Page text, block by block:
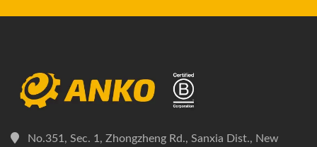
No.351, Sec. 1, Zhongzheng Rd., Sanxia Dist., New